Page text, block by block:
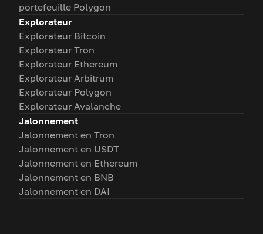
portefeuille Polygon
Explorateur
Explorateur Bitcoin
Explorateur Tron
Explorateur Ethereum
Explorateur Arbitrum
Explorateur Polygon
Explorateur Avalanche
Jalonnement
Jalonnement en Tron
Jalonnement en USDT
Jalonnement en Ethereum
Jalonnement en BNB
Jalonnement en DAI